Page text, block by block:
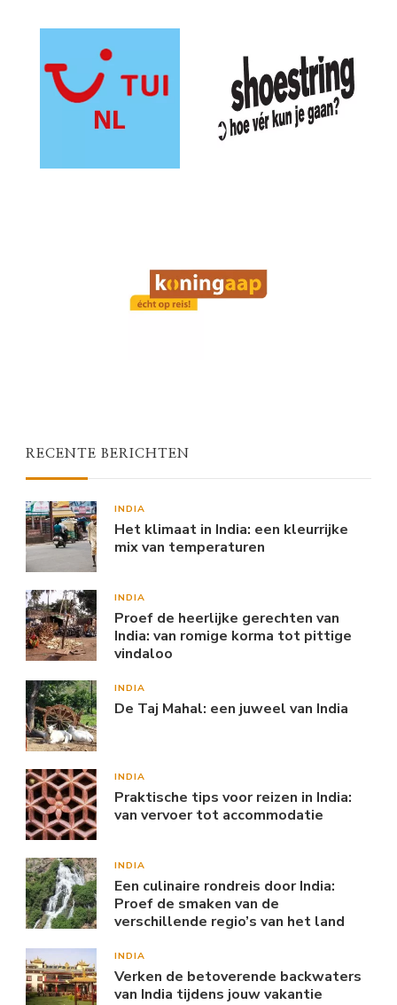
RECENTE BERICHTEN
INDIA
Het klimaat in India: een kleurrijke
mix van temperaturen
INDIA
Proef de heerlijke gerechten van
India: van romige korma tot pittige
vindaloo
INDIA
De Taj Mahal: een juweel van India
INDIA
Praktische tips voor reizen in India:
van vervoer tot accommodatie
INDIA
Een culinaire rondreis door India:
Proef de smaken van de
verschillende regio’s van het land
INDIA
Verken de betoverende backwaters
van India tijdens jouw vakantie